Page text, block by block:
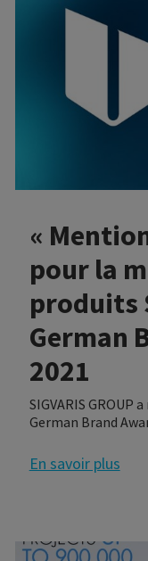
«
pour la
produits
German
2021
SIGVARIS GROUP
German Brand
En savoir plus